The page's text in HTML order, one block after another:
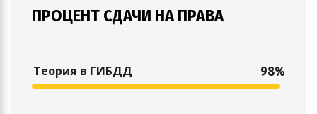
ПРОЦЕНТ СДАЧИ НА ПРАВА
Теория в ГИБДД 98%